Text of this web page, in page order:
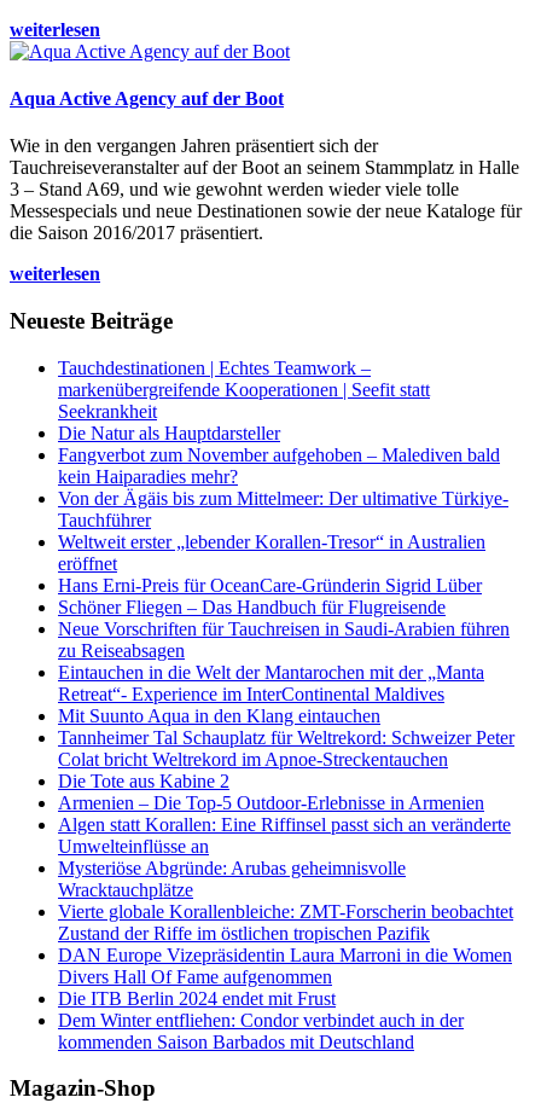
weiterlesen
Aqua Active Agency auf der Boot
Wie in den vergangen Jahren präsentiert sich der
Tauchreiseveranstalter auf der Boot an seinem Stammplatz in Halle
3 – Stand A69, und wie gewohnt werden wieder viele tolle
Messespecials und neue Destinationen sowie der neue Kataloge für
die Saison 2016/2017 präsentiert.
weiterlesen
Neueste Beiträge
Tauchdestinationen | Echtes Teamwork –
markenübergreifende Kooperationen | Seefit statt
Seekrankheit
Die Natur als Hauptdarsteller
Fangverbot zum November aufgehoben – Malediven bald
kein Haiparadies mehr?
Von der Ägäis bis zum Mittelmeer: Der ultimative Türkiye-
Tauchführer
Weltweit erster „lebender Korallen-Tresor“ in Australien
eröffnet
Hans Erni-Preis für OceanCare-Gründerin Sigrid Lüber
Schöner Fliegen – Das Handbuch für Flugreisende
Neue Vorschriften für Tauchreisen in Saudi-Arabien führen
zu Reiseabsagen
Eintauchen in die Welt der Mantarochen mit der „Manta
Retreat“- Experience im InterContinental Maldives
Mit Suunto Aqua in den Klang eintauchen
Tannheimer Tal Schauplatz für Weltrekord: Schweizer Peter
Colat bricht Weltrekord im Apnoe-Streckentauchen
Die Tote aus Kabine 2
Armenien – Die Top-5 Outdoor-Erlebnisse in Armenien
Algen statt Korallen: Eine Riffinsel passt sich an veränderte
Umwelteinflüsse an
Mysteriöse Abgründe: Arubas geheimnisvolle
Wracktauchplätze
Vierte globale Korallenbleiche: ZMT-Forscherin beobachtet
Zustand der Riffe im östlichen tropischen Pazifik
DAN Europe Vizepräsidentin Laura Marroni in die Women
Divers Hall Of Fame aufgenommen
Die ITB Berlin 2024 endet mit Frust
Dem Winter entfliehen: Condor verbindet auch in der
kommenden Saison Barbados mit Deutschland
Magazin-Shop